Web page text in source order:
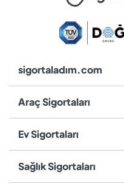
sigortaladım.com
Araç Sigortaları
Ev Sigortaları
Sağlık Sigortaları